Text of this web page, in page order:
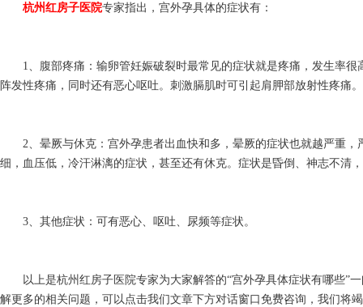
杭州红房子医院专家指出，宫外孕具体的症状有：
1、腹部疼痛：输卵管妊娠破裂时最常见的症状就是疼痛，发生率很
阵发性疼痛，同时还有恶心呕吐。刺激膈肌时可引起肩胛部放射性疼痛。
2、晕厥与休克：宫外孕患者出血快和多，晕厥的症状也就越严重，
细，血压低，冷汗淋漓的症状，甚至还有休克。症状是昏倒、神志不清
3、其他症状：可有恶心、呕吐、尿频等症状。
以上是杭州红房子医院专家为大家解答的“宫外孕具体症状有哪些”
解更多的相关问题，可以点击我们文章下方对话窗口免费咨询，我们将